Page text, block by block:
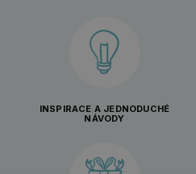
INSPIRACE A JEDNODUCHÉ
NÁVODY